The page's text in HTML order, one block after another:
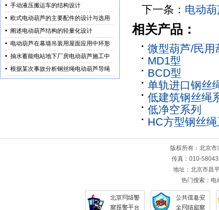
手动液压搬运车的结构设计
欧式电动葫芦的主要配件的设计与选用
阐述电动葫芦结构的轻量化设计
电动葫芦在幕墙吊装用屋面应用中环形
抽水蓄能电站地下厂房电动葫芦施工中
根据某次事故分析钢丝绳电动葫芦导绳
下一条： 电动
相关产品：
微型葫芦/民用
MD1型
BCD型
单轨进口钢丝
低建筑钢丝绳
低净空系列
HC方型钢丝
版权所有：北京
传真：010-
地址：北京市
热门搜索： 电